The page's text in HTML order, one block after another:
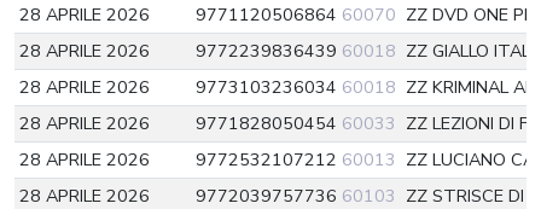
28 APRILE 2026
9771120506864 60070 ZZ DVD ONE
28 APRILE 2026
9772239836439 60018 ZZ GIALLO
28 APRILE 2026
9773103236034 60018 ZZ KRIMINAL
28 APRILE 2026
9771828050454 60033 ZZ LEZIONI DI
28 APRILE 2026
9772532107212 60013 ZZ LUCIANO
28 APRILE 2026
9772039757736 60103 ZZ STRISCE DI